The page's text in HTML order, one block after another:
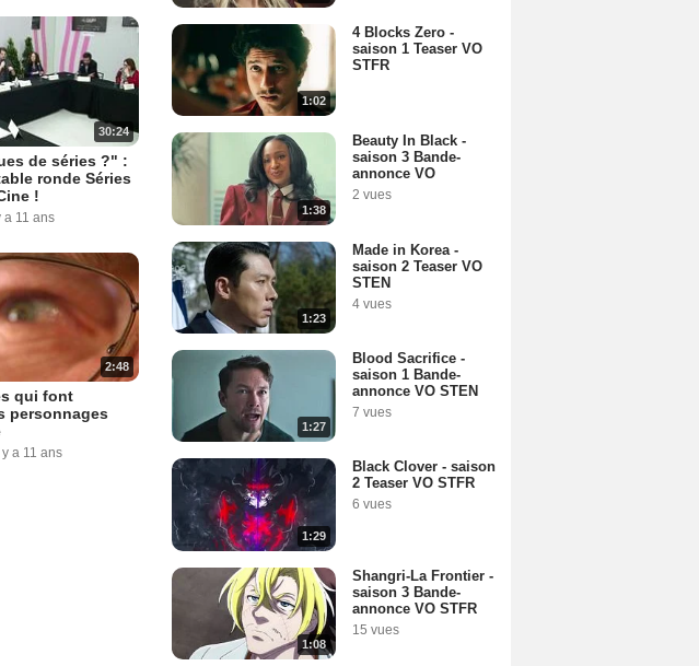
30:24
de séries ?" :
ronde Séries
!
a 11 ans
2:48
qui font
personnages
y a 11 ans
1:02
4 Blocks Zero -
saison 1 Teaser VO
STFR
1:38
Beauty In Black -
saison 3 Bande-
annonce VO
2 vues
1:23
Made in Korea -
saison 2 Teaser VO
STEN
4 vues
1:27
Blood Sacrifice -
saison 1 Bande-
annonce VO STEN
7 vues
1:29
Black Clover - saison
2 Teaser VO STFR
6 vues
1:08
Shangri-La Frontier -
saison 3 Bande-
annonce VO STFR
15 vues